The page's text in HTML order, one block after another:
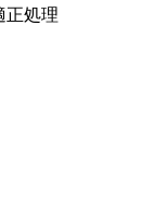
正処理